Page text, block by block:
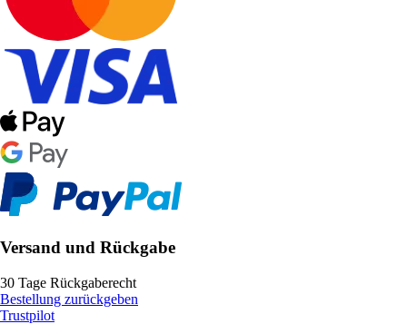
Versand und Rückgabe
30 Tage Rückgaberecht
Bestellung zurückgeben
Trustpilot